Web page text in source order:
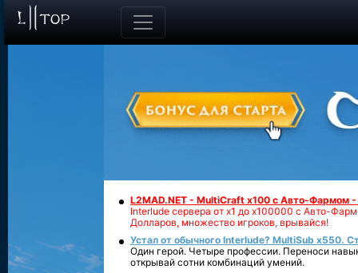
L2MAD.NET - MultiCraft x100 с Авто-Фармом
Interlude сервера от х1 до х100000 с Авто-
Долларов, множество игроков, врывайся!
Устал от обычного Interlude? MultiSub x550.
Один герой. Четыре профессии. Переноси
открывай сотни комбинаций умений.